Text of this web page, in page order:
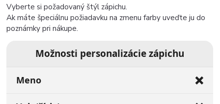
Vyberte si požadovaný štýl zápichu.
Ak máte špeciálnu požiadavku na zmenu farby uveďte ju do
poznámky pri nákupe.
Možnosti personalizácie zápichu
Meno ❌